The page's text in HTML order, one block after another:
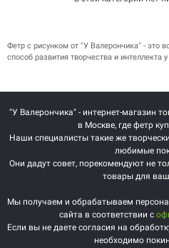
Фетр с рисунком от "У Валерончика" - это
способ развития творчества и интеллекта
"У Валерончика" - интернет-магазин
в Москве, где фетр
Наши специалисты такие же
любимые
Они дадут совет, порекомендуют не
товары для
Мы получаем и обрабатываем
сайта в соответствии с
Если вы не даете согласия на
необходимо